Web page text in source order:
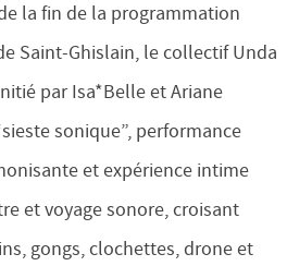
la fin de la programmation
Saint-Ghislain, le collectif Unda
par Isa*Belle et Ariane
sonique”, performance
et expérience intime
et voyage sonore, croisant
gongs, clochettes, drone et